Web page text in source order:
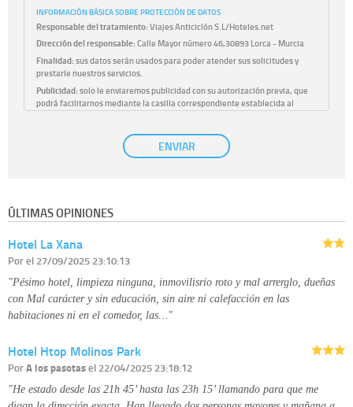
INFORMACIÓN BÁSICA SOBRE PROTECCIÓN DE DATOS
Responsable del tratamiento:Viajes Anticiclón S.L/Hoteles.net
Dirección del responsable:Calle Mayor número 46,30893 Lorca - Murcia
Finalidad:sus datos serán usados para poder atender sus solicitudes y
prestarle nuestros servicios.
Publicidad:solo le enviaremos publicidad con su autorización previa, que
podrá facilitarnos mediante la casilla correspondiente establecida al
efecto.
únicamente trataremos sus datos con su consentimiento
previo, que podrá facilitarnos mediante la casilla correspondiente
Derechos:tiene derecho a saber qué información tenemos sobre usted,
disponible en nuestra página web.
Información complementaria:
ENVIAR
ÚLTIMAS OPINIONES
Hotel La Xana
Porel 27/09/2025 23:10:13
"Pésimo hotel, limpieza ninguna, inmovilisrio roto y mal arrerglo, dueñas
con Mal carácter y sin educación, sin aire ni calefacción en las
habitaciones ni en el comedor, las…"
Hotel Htop Molinos Park
PorA los pasotasel 22/04/2025 23:18:12
"He estado desde las 21h 45’ hasta las 23h 15’ llamando para que me